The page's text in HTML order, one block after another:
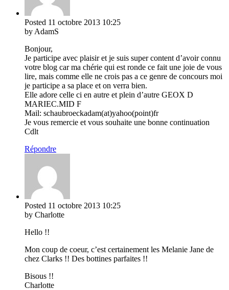
Posted 11 octobre 2013 10:25
by AdamS
Bonjour,
Je participe avec plaisir et je suis super content d’avoir connu
votre blog car ma chérie qui est ronde ce fait une joie de vous
lire, mais comme elle ne crois pas a ce genre de concours moi
je participe a sa place et on verra bien.
Elle adore celle ci en autre et plein d’autre GEOX D
MARIEC.MID F
Mail: schaubroeckadam(at)yahoo(point)fr
Je vous remercie et vous souhaite une bonne continuation
Cdlt
Répondre
Posted 11 octobre 2013 10:25
by Charlotte
Hello !!
Mon coup de coeur, c’est certainement les Melanie Jane de
chez Clarks !! Des bottines parfaites !!
Bisous !!
Charlotte